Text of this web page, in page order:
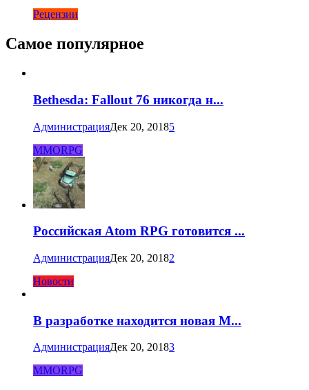
Рецензии
Самое популярное
Bethesda: Fallout 76 никогда н...
АдминистрацияДек 20, 20185
MMORPG
Российская Atom RPG готовится ...
АдминистрацияДек 20, 20182
Новости
В разработке находится новая M...
АдминистрацияДек 20, 20183
MMORPG